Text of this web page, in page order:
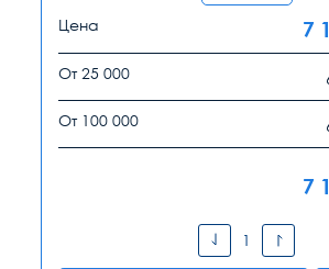
Цена 7
От 25 000
От 100 000
7